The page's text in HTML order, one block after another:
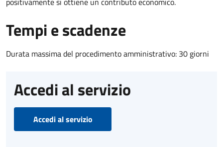
Tempi e scadenze
Durata massima del procedimento amministrativo: 30 giorni
Accedi al servizio
Accedi al servizio